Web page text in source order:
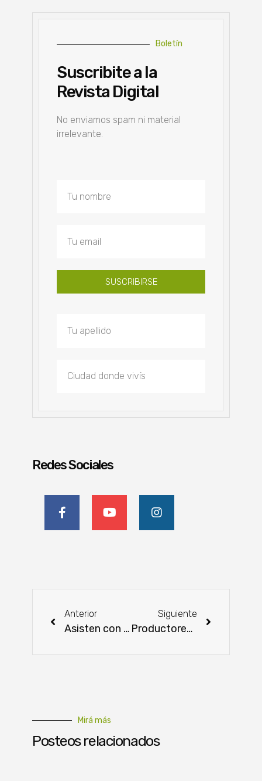
Boletín
Suscribite a la
Revista Digital
No enviamos spam ni material
irrelevante.
SUSCRIBIRSE
Redes Sociales
Anterior
Asisten con alimentos a más de 1.500 pescadores del Ñeembucú
Siguiente
Productores de San Pedro realizan feria en el Mercado Abasto Norte de Limpio
Mirá más
Posteos relacionados